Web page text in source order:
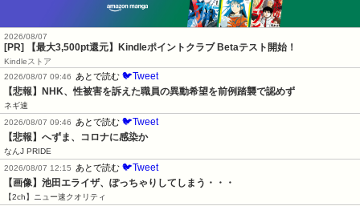
2026/08/07
[PR] 【最大3,500pt還元】Kindleポイントクラブ Betaテスト開始！
Kindleストア
2026/08/07 09:46
あとで読む 🐦Tweet
【悲報】NHK、性被害を訴えた職員の異動希望を前例踏襲で認めず
ネギ速
2026/08/07 09:46
あとで読む 🐦Tweet
【悲報】へずま、コロナに感染か
なんJ PRIDE
2026/08/07 12:15
あとで読む 🐦Tweet
【画像】池田エライザ、ぽっちゃりしてしまう・・・
【2ch】ニュー速クオリティ